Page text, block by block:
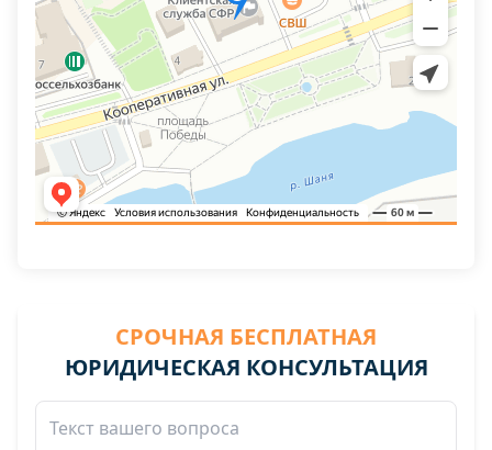
СРОЧНАЯ БЕСПЛАТНАЯ
ЮРИДИЧЕСКАЯ КОНСУЛЬТАЦИЯ